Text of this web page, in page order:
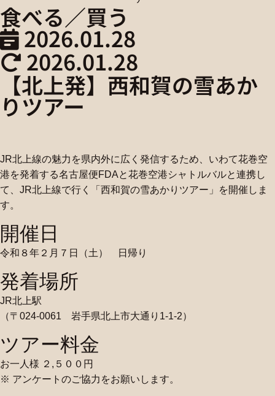
食べる／買う
2026.01.28
2026.01.28
【北上発】西和賀の雪あか
りツアー
JR北上線の魅力を県内外に広く発信するため、いわて花巻空
港を発着する名古屋便FDAと花巻空港シャトルバルと連携し
て、JR北上線で行く「西和賀の雪あかりツアー」を開催しま
す。
開催日
令和８年２月７日（土） 日帰り
発着場所
JR北上駅
（〒024-0061 岩手県北上市大通り1-1-2）
ツアー料金
お一人様 ２,５００円
※ アンケートのご協力をお願いします。